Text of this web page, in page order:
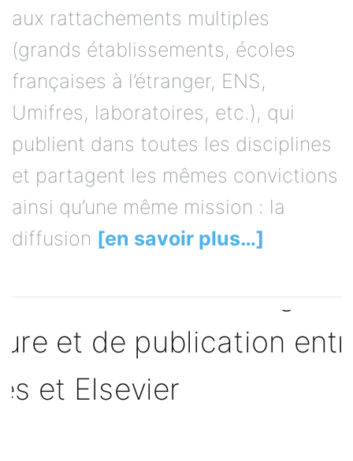
aux rattachements multiples
(grands établissements, écoles
françaises à l’étranger, ENS,
Umifres, laboratoires, etc.), qui
publient dans toutes les disciplines
et partagent les mêmes convictions
ainsi qu’une même mission : la
diffusion [en savoir plus…]